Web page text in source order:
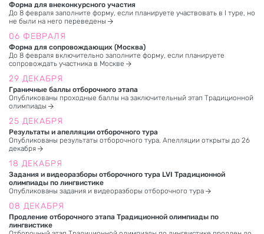
Форма для внеконкурсного участия
До 8 февраля заполните форму, если планируете участвовать в I туре, но
не были на него переведены
06 ФЕВРАЛЯ
Форма для сопровождающих (Москва)
До 8 февраля включительно заполните форму, если планируете
сопровождать участника в Москве
29 ДЕКАБРЯ
Граничные баллы отборочного этапа
Опубликованы проходные баллы на заключительный этап Традиционной
олимпиады
25 ДЕКАБРЯ
Результаты и апелляции отборочного тура
Опубликованы результаты отборочного тура. Апелляции открыты до 26
декабря
18 ДЕКАБРЯ
Задания и видеоразборы отборочного тура LVI Традиционной
олимпиады по лингвистике
Опубликованы задания и видеоразборы отборочного тура
08 ДЕКАБРЯ
Продление отборочного этапа Традиционной олимпиады по
лингвистике